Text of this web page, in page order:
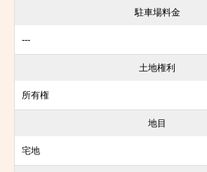
駐車場料金
---
土地権利
所有権
地目
宅地